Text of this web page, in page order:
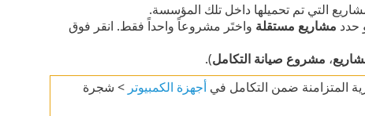
التي تم تحميلها داخل تلك المؤسسة.
مشاريع مستقلة واختَر مشروعاً واحداً فقط. انقر فوق
، مشروع صيانة التكامل).
المتزامنة ضمن التكامل في أجهزة الكمبيوتر > شجرة